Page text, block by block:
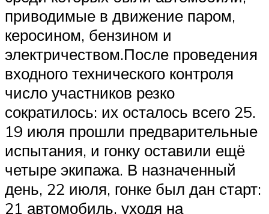
приводимые в движение паром,
керосином, бензином и
электричеством.После проведения
входного технического контроля
число участников резко
сократилось: их осталось всего 25.
19 июля прошли предварительные
испытания, и гонку оставили ещё
четыре экипажа. В назначенный
день, 22 июля, гонке был дан старт:
21 автомобиль, уходя на